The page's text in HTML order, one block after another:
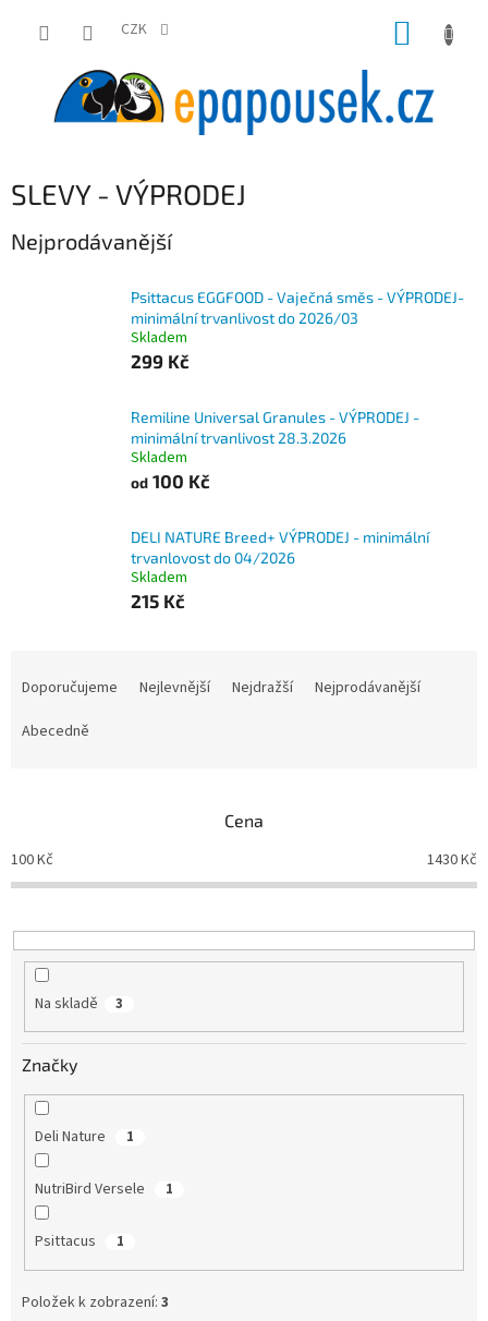
CZK
SLEVY - VÝPRODEJ
Nejprodávanější
Psittacus EGGFOOD - Vaječná směs - VÝPRODEJ-
minimální trvanlivost do 2026/03
Skladem
299 Kč
Remiline Universal Granules - VÝPRODEJ -
minimální trvanlivost 28.3.2026
Skladem
od 100 Kč
DELI NATURE Breed+ VÝPRODEJ - minimální
trvanlovost do 04/2026
Skladem
215 Kč
o
d
k
t
Doporučujeme Nejlevnější Nejdražší
Nejprodávanější
Abecedně
Cena
100Kč 1430Kč
Na skladě 3
Značky
Deli Nature 1
NutriBird Versele 1
Psittacus 1
Položek k zobrazení: 3